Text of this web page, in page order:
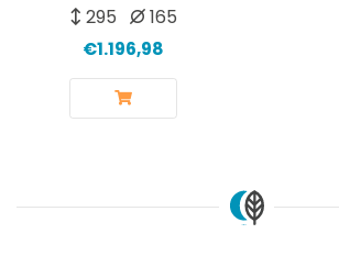
295
165
€1.196,98